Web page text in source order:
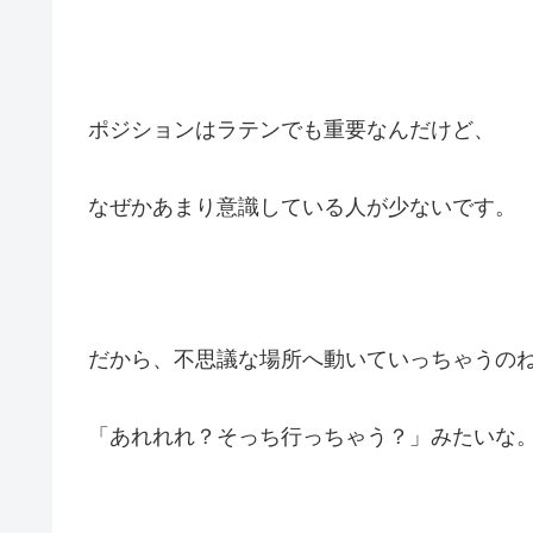
ポジションはラテンでも重要なんだけど、
なぜかあまり意識している人が少ないです。
だから、不思議な場所へ動いていっちゃうの
「あれれれ？そっち行っちゃう？」みたいな